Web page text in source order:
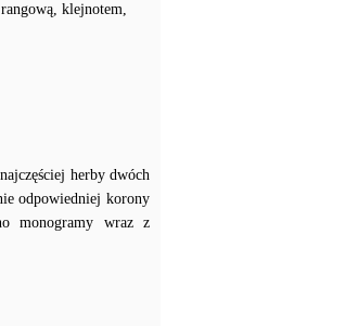
klejnotem,
herby dwóch
odpowiedniej korony
monogramy wraz z